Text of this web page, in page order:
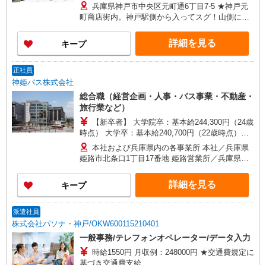
兵庫県神戸市中央区元町通6丁目7-5 ★神戸元
町商店街内。神戸駅側から入ってスグ！山側にお
キープ 詳細を見る
正社員
神姫バス株式会社
総合職（経営企画・人事・バス事業・不動産・
旅行業など）
【新卒者】 大学院卒：基本給244,300円（24歳
時点） 大学卒：基本給240,700円（22歳時点）
【中途入社】 基本給240,700円〜274,300円（年齢
により決定） ※基本給の構成は年齢給（毎年4/1
現在の年齢）+職能給（仕事の等級） ※試用期間3
ヶ月間は基本給よりマイナス1,000円 ※1年目は欠
勤控除のある月給制
本社および兵庫県内の各事業所 本社／兵庫県
姫路市北条口1丁目17番地 姫路営業所／兵庫県姫
石守1-95 明石営業所／兵庫県神戸市西区南別府2-
1-2 神戸営業所／兵庫県神戸市中央区港島南町7丁
目1-30 三田営業所／兵庫県三田市ゆりのき台6-2
キープ 詳細を見る
派遣社員
株式会社パソナ・神戸/OKW600115210401
一般事務/テレフォンオペレーター/データ入力
時給1550円 月収例：248000円 ★交通費規定に
基づき交通費支給